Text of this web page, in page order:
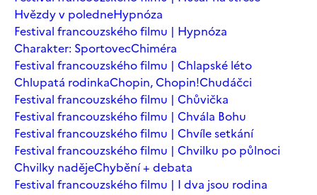
Hvězdy v poledneHypnóza
Festival francouzského filmu | Hypnóza
Charakter: SportovecChiméra
Festival francouzského filmu | Chlapské léto
Chlupatá rodinkaChopin, Chopin!Chudáčci
Festival francouzského filmu | Chůvička
Festival francouzského filmu | Chvála Bohu
Festival francouzského filmu | Chvíle setkání
Festival francouzského filmu | Chvilku po půlnoci
Chvilky nadějeChybění + debata
Festival francouzského filmu | I dva jsou rodina